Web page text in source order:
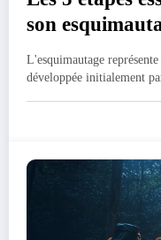
son
L'esquimautage
développée initialement